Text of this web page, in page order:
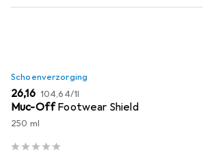
Schoenverzorging
EUR
26,16 EUR
104,64/1l
Muc-OffFootwear Shield
250 ml